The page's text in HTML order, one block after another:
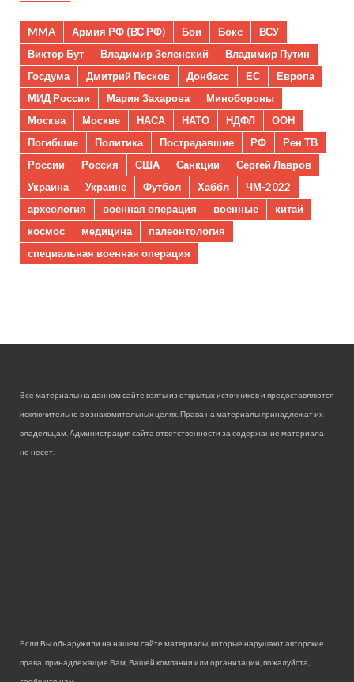
MMA Армия РФ (ВС РФ) Бои Бокс
ВСУ
Виктор Бут
Владимир Зеленский
Владимир Путин
Госдума
Дмитрий Песков Донбасс ЕС
Европа
МИД России
Мария Захарова
Минобороны
Москва
Москве НАСА НАТО НДФЛ
ООН
Погибшие
Политика Пострадавшие РФ
Рен ТВ
России
Россия США Санкции
Сергей Лавров
Украина
Украине Футбол Хаббл
ЧМ-2022
археология
военная операция военные
китай
космос
медицина
палеонтология
специальная военная операция
Все материалы на данном сайте взяты из открытых источников и предоставляются
исключительно в ознакомительных целях. Права на материалы принадлежат их
владельцам. Администрация сайта ответственности за содержание материала
не несет.
Если Вы обнаружили на нашем сайте материалы, которые нарушают авторские
права, принадлежащие Вам, Вашей компании или организации, пожалуйста,